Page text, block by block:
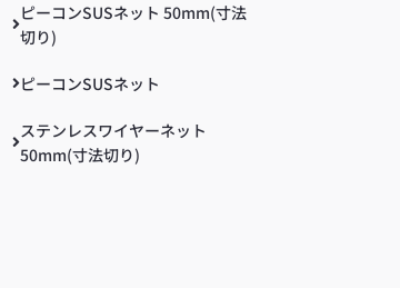
ピーコンSUSネット 50mm(寸法
切り)
ピーコンSUSネット
ステンレスワイヤーネット
50mm(寸法切り)